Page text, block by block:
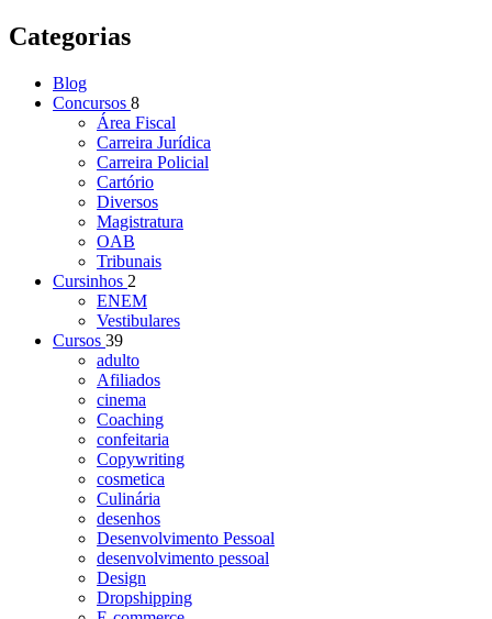
Categorias
Blog
Concursos 8
Área Fiscal
Carreira Jurídica
Carreira Policial
Cartório
Diversos
Magistratura
OAB
Tribunais
Cursinhos 2
ENEM
Vestibulares
Cursos 39
adulto
Afiliados
cinema
Coaching
confeitaria
Copywriting
cosmetica
Culinária
desenhos
Desenvolvimento Pessoal
desenvolvimento pessoal
Design
Dropshipping